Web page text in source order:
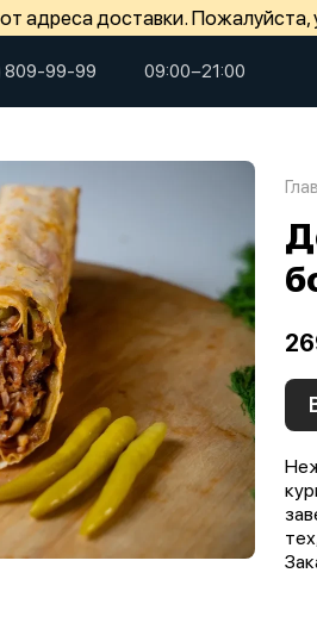
адреса доставки.
809-99-99 09:00−21:00